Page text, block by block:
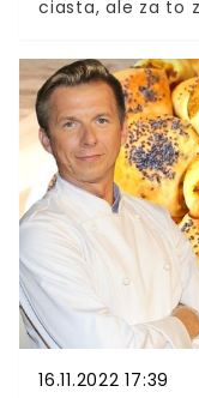
ciasta, ale za to
jest prosty i nie
nie lada
zdrowymi
jest
przyrządzeniu.
aromatyczny
pieczarek i
można kiedy
się ograniczać
16.11.2022 17:39